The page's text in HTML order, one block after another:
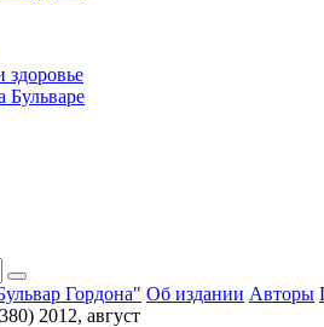
здоровье
Бульваре
Гордона" Об издании Авторы
2012, август